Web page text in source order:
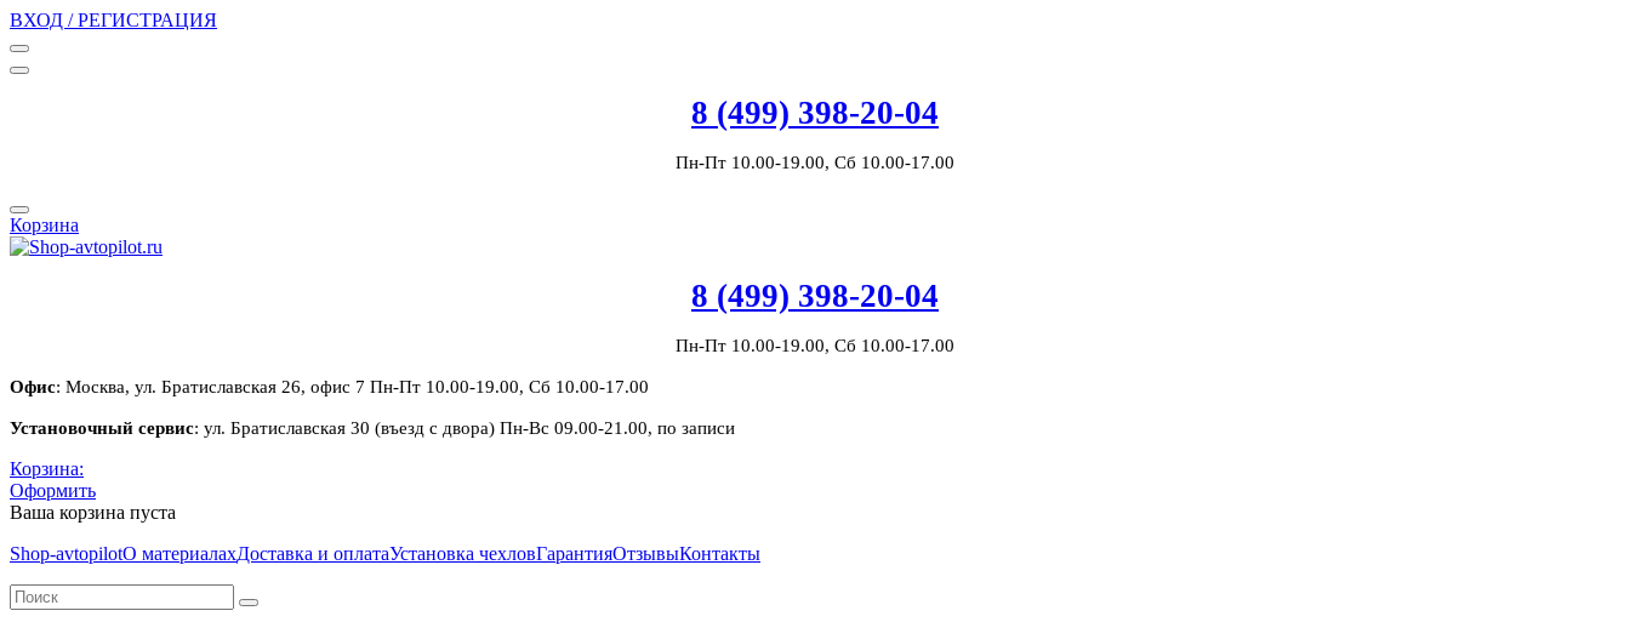
ВХОД / РЕГИСТРАЦИЯ
8 (499) 398-20-04
Пн-Пт 10.00-19.00, Сб 10.00-17.00
Корзина
8 (499) 398-20-04
Пн-Пт 10.00-19.00, Сб 10.00-17.00
Офис: Москва, ул. Братиславская 26, офис 7 Пн-Пт 10.00-19.00, Сб 10.00-17.00
Установочный сервис: ул. Братиславская 30 (въезд с двора) Пн-Вс 09.00-21.00, по записи
Корзина:
Оформить
Ваша корзина пуста
Shop-avtopilotО материалахДоставка и оплатаУстановка чехловГарантияОтзывыКонтакты